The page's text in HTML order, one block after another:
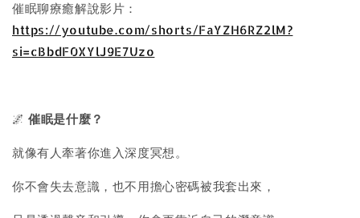
催眠聊療癒解說影片：
https://youtube.com/shorts/FaYZH6RZ2lM?
si=cBbdF0XYlJ9E7Uzo
🌌催眠是什麼？
就像有人牽著你進入深度冥想。
你不會失去意識，也不用擔心密碼被我套出來，